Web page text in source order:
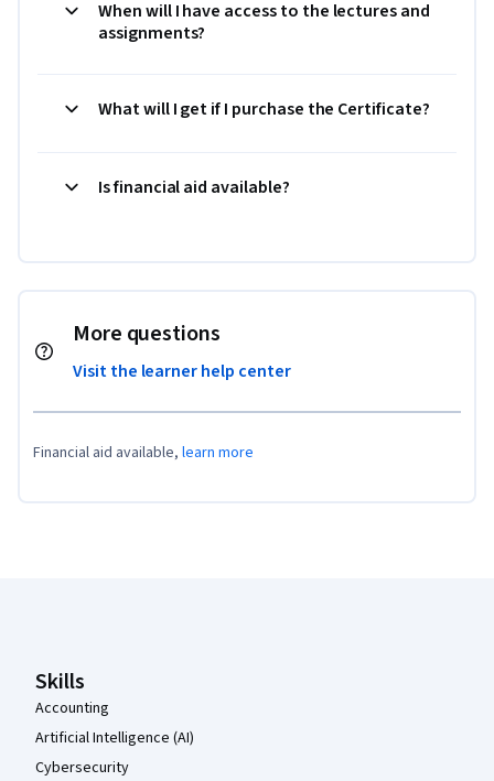
When will I have access to the lectures and
assignments?
What will I get if I purchase the Certificate?
Is financial aid available?
More questions
Visit the learner help center
Financial aid available, learn more
Skills
Accounting
Artificial Intelligence (AI)
Cybersecurity